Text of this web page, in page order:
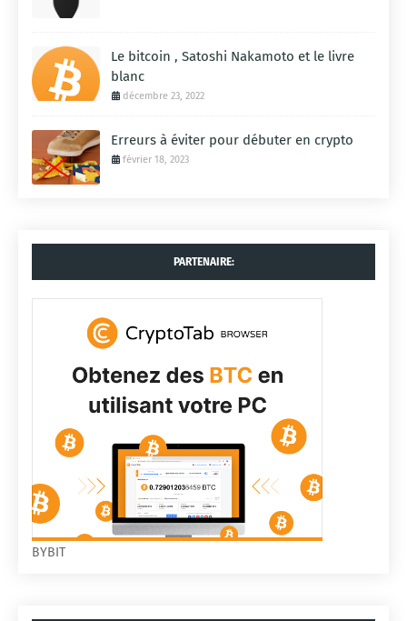
Le bitcoin , Satoshi Nakamoto et le livre
blanc
décembre 23, 2022
Erreurs à éviter pour débuter en crypto
février 18, 2023
PARTENAIRE:
BYBIT